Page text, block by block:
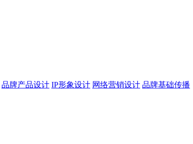
品牌产品设计 IP形象设计 网络营销设计 品牌基础传播